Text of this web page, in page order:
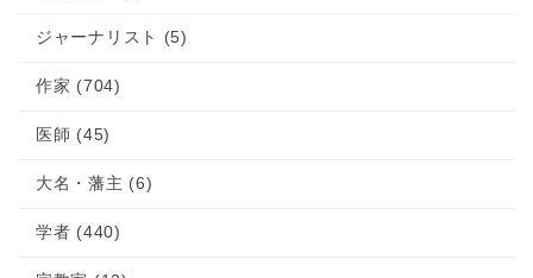
ジャーナリスト (5)
作家 (704)
医師 (45)
大名・藩主 (6)
学者 (440)